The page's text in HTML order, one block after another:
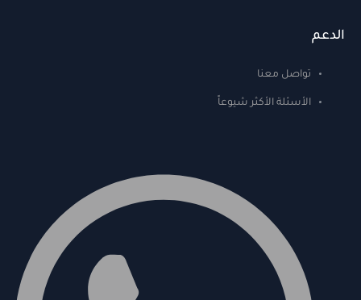
الدعم
تواصل معنا
الأسئلة الأكثر شيوعاً